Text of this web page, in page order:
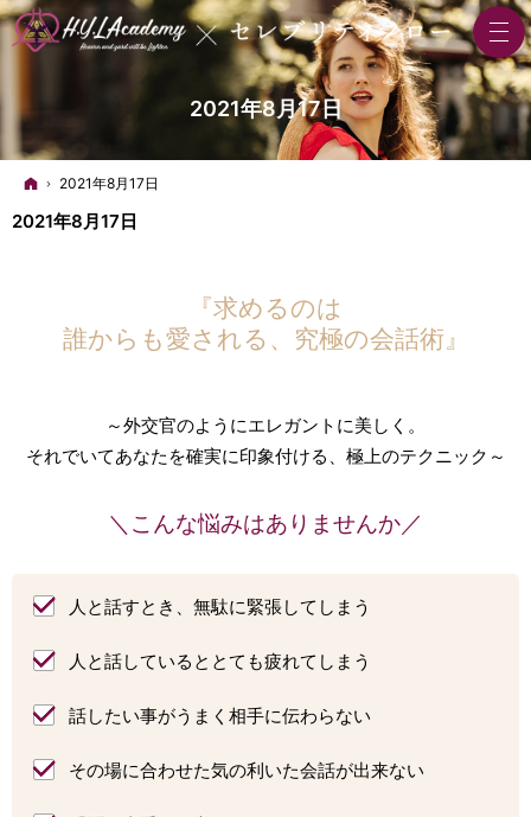
2021年8月17日
ホーム
2021年8月17日
2021年8月17日
『求めるのは
誰からも愛される、究極の会話術』
～外交官のようにエレガントに美しく。
それでいてあなたを確実に印象付ける、極上のテクニック～
＼こんな悩みはありませんか／
人と話すとき、無駄に緊張してしまう
人と話しているととても疲れてしまう
話したい事がうまく相手に伝わらない
その場に合わせた気の利いた会話が出来ない